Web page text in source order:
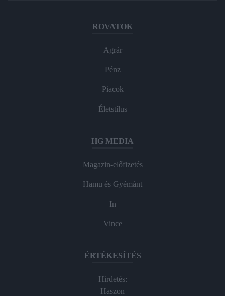
ROVATOK
Agrár
Pénz
Piacok
Életstílus
HG MEDIA
Magazin-előfizetés
Hamu és Gyémánt
In
Vince
ÉRTÉKESÍTÉS
Hirdetés:
Haszon